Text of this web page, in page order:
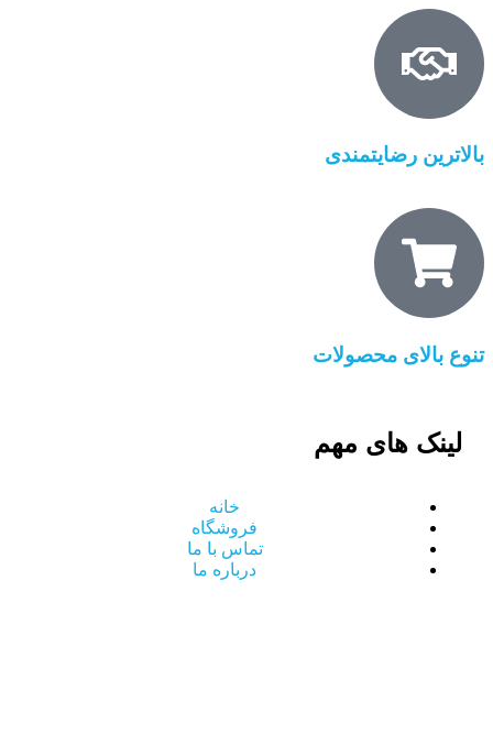
بالاترین رضایتمندی
تنوع بالای محصولات
لینک های مهم
خانه
فروشگاه
تماس با ما
درباره ما